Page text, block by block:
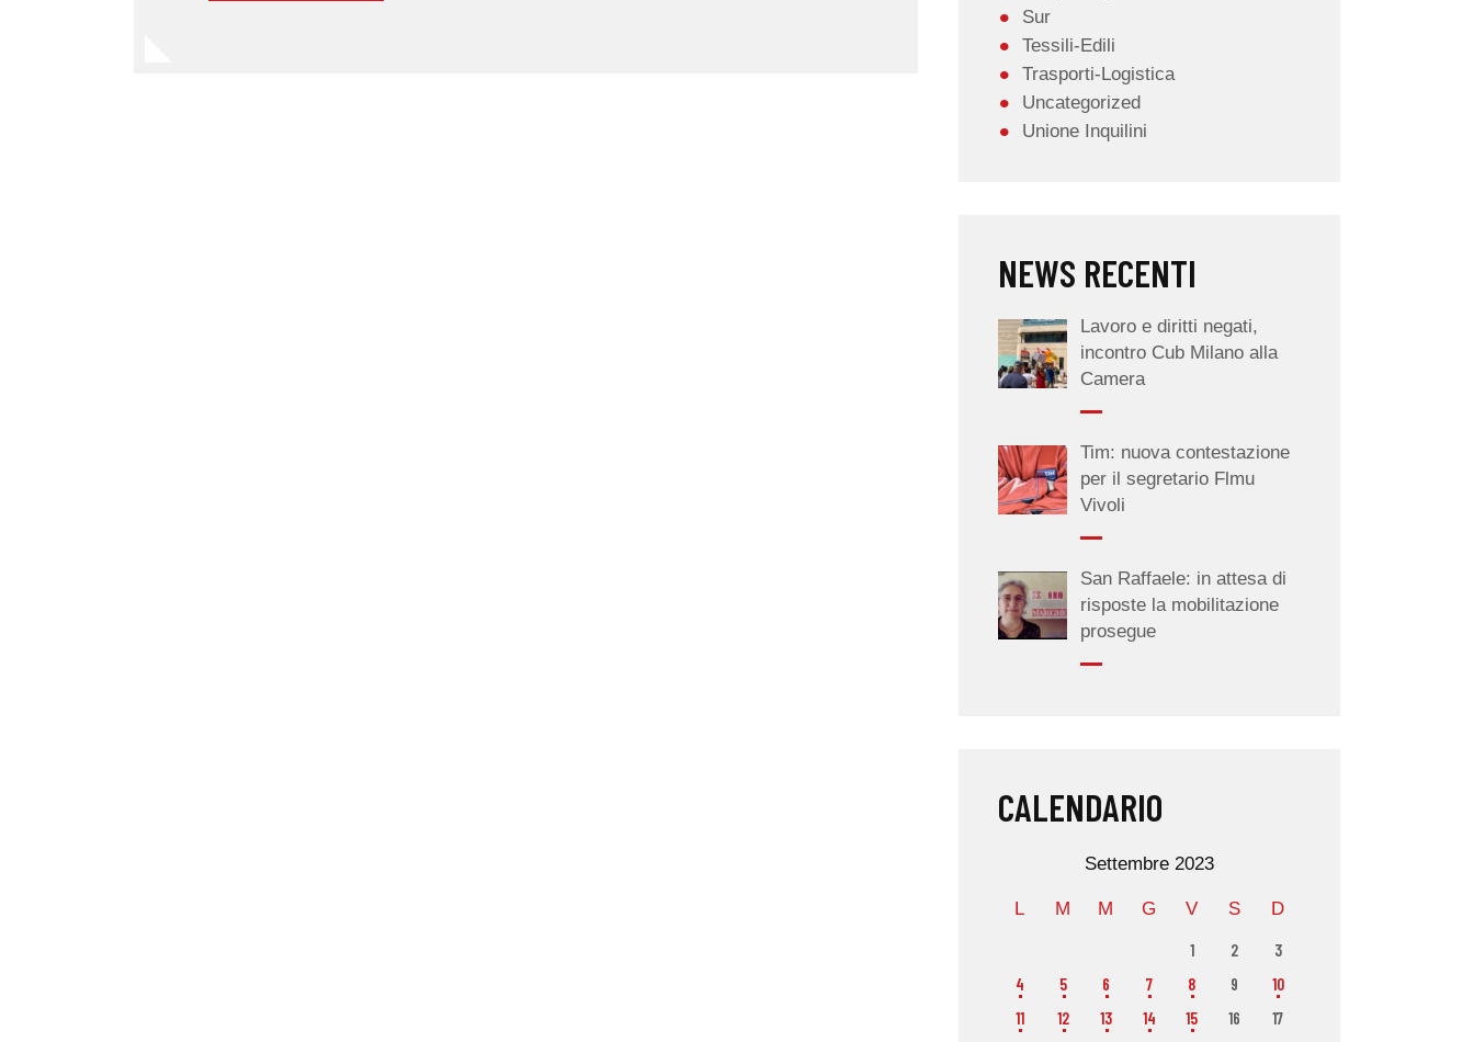
Sur
Tessili-Edili
Trasporti-Logistica
Uncategorized
Unione Inquilini
NEWS RECENTI
Lavoro e diritti negati,
incontro Cub Milano alla
Camera
Tim: nuova contestazione
per il segretario Flmu
Vivoli
San Raffaele: in attesa di
risposte la mobilitazione
prosegue
CALENDARIO
Settembre 2023
L M M G V S D
1 2
3
4
5 6 7 8 9
10
11
12 13 14 15 16
17